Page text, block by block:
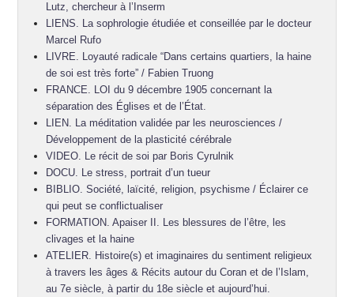
Lutz, chercheur à l’Inserm
LIENS. La sophrologie étudiée et conseillée par le docteur
Marcel Rufo
LIVRE. Loyauté radicale “Dans certains quartiers, la haine
de soi est très forte” / Fabien Truong
FRANCE. LOI du 9 décembre 1905 concernant la
séparation des Églises et de l’État.
LIEN. La méditation validée par les neurosciences /
Développement de la plasticité cérébrale
VIDEO. Le récit de soi par Boris Cyrulnik
DOCU. Le stress, portrait d’un tueur
BIBLIO. Société, laïcité, religion, psychisme / Éclairer ce
qui peut se conflictualiser
FORMATION. Apaiser II. Les blessures de l’être, les
clivages et la haine
ATELIER. Histoire(s) et imaginaires du sentiment religieux
à travers les âges & Récits autour du Coran et de l’Islam,
au 7e siècle, à partir du 18e siècle et aujourd’hui.